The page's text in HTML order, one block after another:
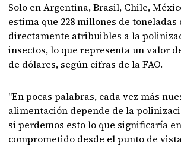
Solo en Argentina, Brasil, Chile,
estima que 228 millones de
directamente atribuibles a la
insectos, lo que representa un valor
de dólares, según cifras de la FAO.
"En pocas palabras, cada vez más
alimentación depende de la
si perdemos esto lo que significaría
comprometido desde el punto de